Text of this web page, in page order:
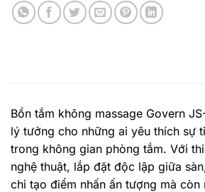
Bồn tắm không massage Govern
lý tưởng cho những ai yêu thích sự
trong không gian phòng tắm. Với
nghệ thuật, lắp đặt độc lập giữa
chỉ tạo điểm nhấn ấn tượng mà còn